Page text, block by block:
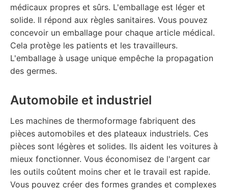
médicaux propres et sûrs. L'emballage est léger et
solide. Il répond aux règles sanitaires. Vous pouvez
concevoir un emballage pour chaque article médical.
Cela protège les patients et les travailleurs.
L'emballage à usage unique empêche la propagation
des germes.
Automobile et industriel
Les machines de thermoformage fabriquent des
pièces automobiles et des plateaux industriels. Ces
pièces sont légères et solides. Ils aident les voitures à
mieux fonctionner. Vous économisez de l'argent car
les outils coûtent moins cher et le travail est rapide.
Vous pouvez créer des formes grandes et complexes